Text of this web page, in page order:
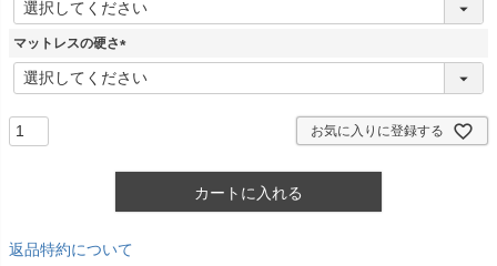
マットレスの硬さ
(
必
お気に入りに登録する
カートに入れる
返品特約について